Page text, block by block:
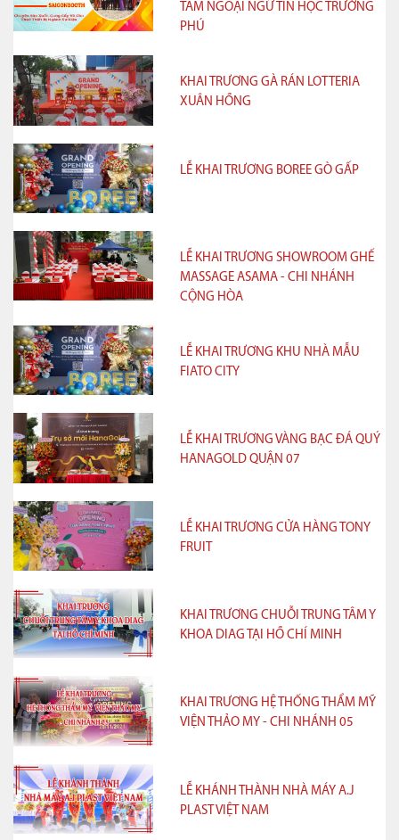
TÂM NGOẠI NGỮ TIN HỌC TRƯỜNG
PHÚ
KHAI TRƯƠNG GÀ RÁN LOTTERIA
XUÂN HỒNG
LỄ KHAI TRƯƠNG BOREE GÒ GẤP
LỄ KHAI TRƯƠNG SHOWROOM GHẾ
MASSAGE ASAMA - CHI NHÁNH
CỘNG HÒA
LỄ KHAI TRƯƠNG KHU NHÀ MẪU
FIATO CITY
LỄ KHAI TRƯƠNG VÀNG BẠC ĐÁ QUÝ
HANAGOLD QUẬN 07
LỄ KHAI TRƯƠNG CỬA HÀNG TONY
FRUIT
KHAI TRƯƠNG CHUỖI TRUNG TÂM Y
KHOA DIAG TẠI HỒ CHÍ MINH
KHAI TRƯƠNG HỆ THỐNG THẨM MỸ
VIỆN THẢO MY - CHI NHÁNH 05
LỄ KHÁNH THÀNH NHÀ MÁY A.J
PLAST VIỆT NAM